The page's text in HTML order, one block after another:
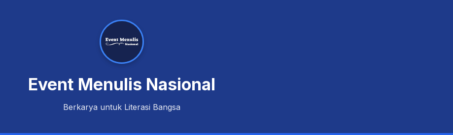
Event Menulis Nasional
Berkarya untuk Literasi Bangsa